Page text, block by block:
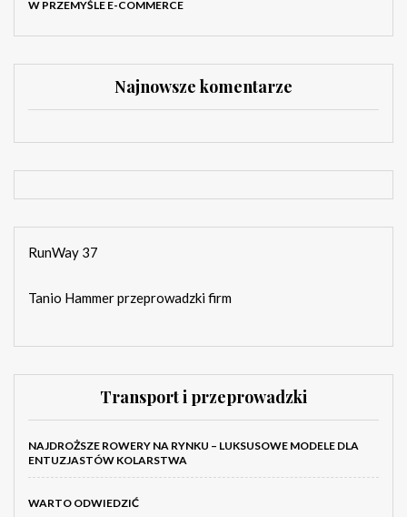
W PRZEMYŚLE E-COMMERCE
Najnowsze komentarze
RunWay 37
Tanio Hammer przeprowadzki firm
Transport i przeprowadzki
NAJDROŻSZE ROWERY NA RYNKU – LUKSUSOWE MODELE DLA
ENTUZJASTÓW KOLARSTWA
WARTO ODWIEDZIĆ